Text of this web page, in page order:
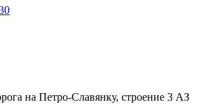
на Петро-Славянку, строение 3 АЗ